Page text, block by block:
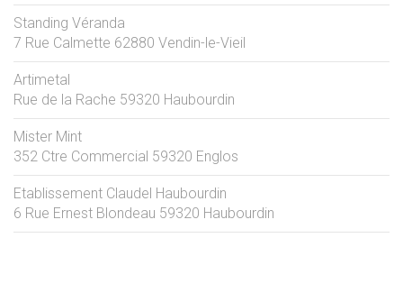
Standing Véranda
7 Rue Calmette 62880 Vendin-le-Vieil
Artimetal
Rue de la Rache 59320 Haubourdin
Mister Mint
352 Ctre Commercial 59320 Englos
Etablissement Claudel Haubourdin
6 Rue Ernest Blondeau 59320 Haubourdin